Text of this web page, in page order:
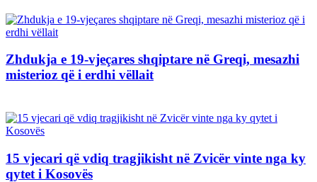
Zhdukja e 19-vjeçares shqiptare në Greqi, mesazhi
misterioz që i erdhi vëllait
15 vjecari që vdiq tragjikisht në Zvicër vinte nga ky
qytet i Kosovës